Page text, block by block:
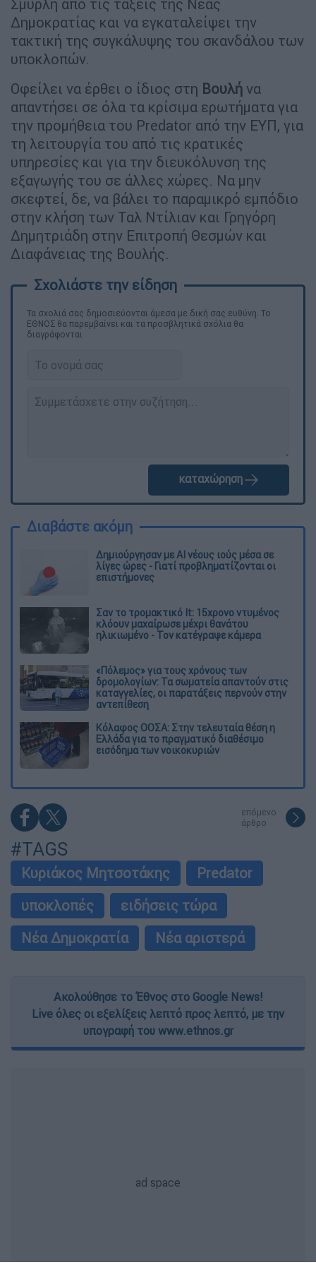
Σμυρλή από τις τάξεις της Νέας
Δημοκρατίας και να εγκαταλείψει την
τακτική της συγκάλυψης του σκανδάλου των
υποκλοπών.
Οφείλει να έρθει ο ίδιος στη Βουλή να
απαντήσει σε όλα τα κρίσιμα ερωτήματα για
την προμήθεια του Predator από την ΕΥΠ, για
τη λειτουργία του από τις κρατικές
υπηρεσίες και για την διευκόλυνση της
εξαγωγής του σε άλλες χώρες. Να μην
σκεφτεί, δε, να βάλει το παραμικρό εμπόδιο
στην κλήση των Ταλ Ντίλιαν και Γρηγόρη
Δημητριάδη στην Επιτροπή Θεσμών και
Διαφάνειας της Βουλής.
Τα σχολιά σας δημοσιεύονται άμεσα με δική σας ευθύνη. Το
ΕΘΝΟΣ θα παρεμβαίνει και τα προσβλητικά σχόλια θα
διαγράφονται
καταχώρηση
Διαβάστε ακόμη
Δημιούργησαν με AI νέους ιούς μέσα σε
λίγες ώρες - Γιατί προβληματίζονται οι
επιστήμονες
Σαν το τρομακτικό It: 15χρονο ντυμένος
κλόουν μαχαίρωσε μέχρι θανάτου
ηλικιωμένο - Τον κατέγραψε κάμερα
«Πόλεμος» για τους χρόνους των
δρομολογίων: Τα σωματεία απαντούν στις
καταγγελίες, οι παρατάξεις περνούν στην
αντεπίθεση
Κόλαφος ΟΟΣΑ: Στην τελευταία θέση η
Ελλάδα για το πραγματικό διαθέσιμο
εισόδημα των νοικοκυριών
επόμενο
άρθρο
#TAGS
Κυριάκος Μητσοτάκης
Predator
υποκλοπές
ειδήσεις τώρα
Νέα Δημοκρατία
Νέα αριστερά
Ακολούθησε το Έθνος στο Google News!
Live όλες οι εξελίξεις λεπτό προς λεπτό, με την
υπογραφή του www.ethnos.gr